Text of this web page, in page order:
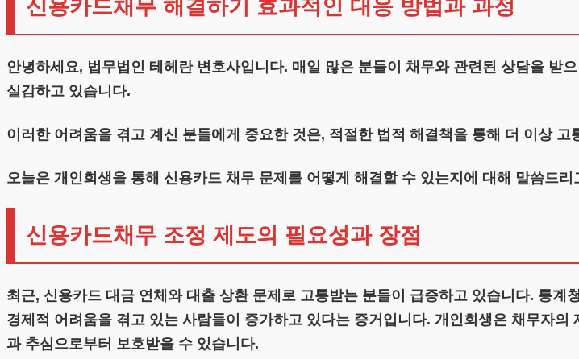
신용카드채무 해결하기 효과적인 대응 방법과 과정
안녕하세요, 법무법인 테헤란 변호사입니다. 매일 많은 분들이 채무와 관련된 상담을 받
실감하고 있습니다.
이러한 어려움을 겪고 계신 분들에게 중요한 것은, 적절한 법적 해결책을 통해 더 이상
오늘은 개인회생을 통해 신용카드 채무 문제를 어떻게 해결할 수 있는지에 대해 말씀드리
신용카드채무 조정 제도의 필요성과 장점
최근, 신용카드 대금 연체와 대출 상환 문제로 고통받는 분들이 급증하고 있습니다. 통
경제적 어려움을 겪고 있는 사람들이 증가하고 있다는 증거입니다. 개인회생은 채무자
과 추심으로부터 보호받을 수 있습니다.